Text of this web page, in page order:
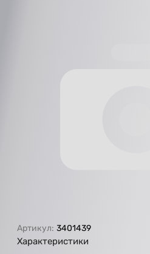
Артикул: 3401439
Характеристики